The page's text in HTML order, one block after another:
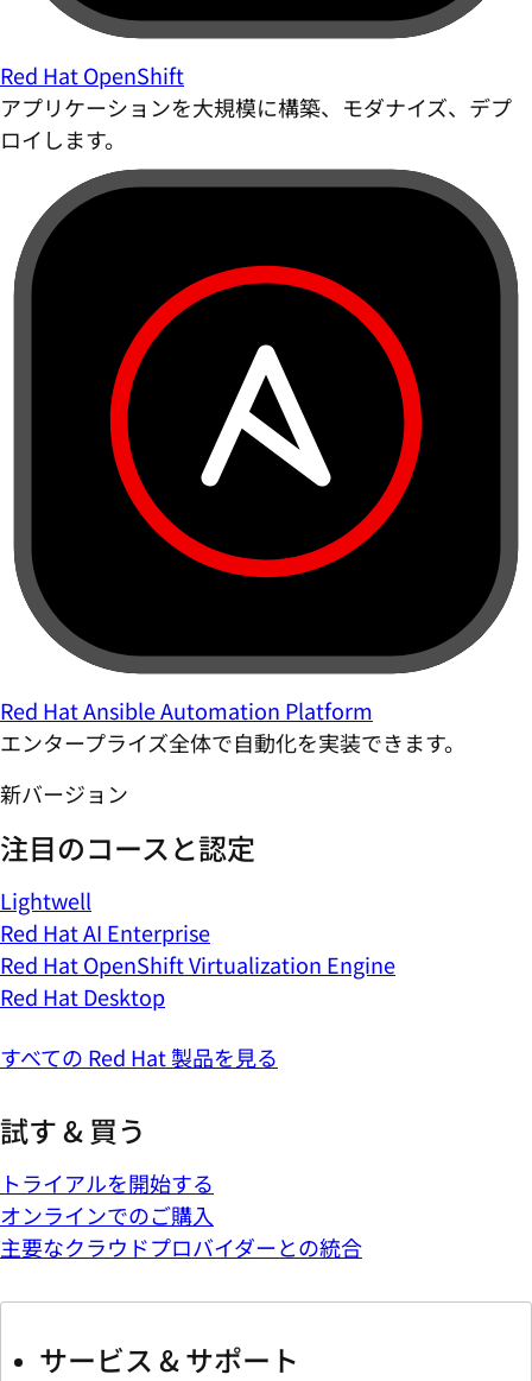
Red Hat OpenShift
アプリケーションを大規模に構築、モダナイズ、デプ
ロイします。
Red Hat Ansible Automation Platform
エンタープライズ全体で自動化を実装できます。
新バージョン
注目のコースと認定
Lightwell
Red Hat AI Enterprise
Red Hat OpenShift Virtualization Engine
Red Hat Desktop
すべての Red Hat 製品を見る
試す & 買う
トライアルを開始する
オンラインでのご購入
主要なクラウドプロバイダーとの統合
サービス & サポート